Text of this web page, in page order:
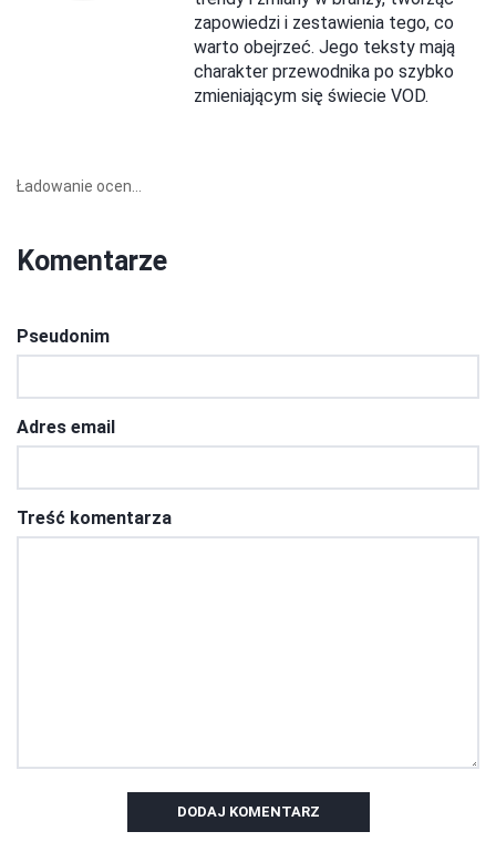
zapowiedzi i zestawienia tego, co
warto obejrzeć. Jego teksty mają
charakter przewodnika po szybko
zmieniającym się świecie VOD.
Ładowanie ocen...
Komentarze
Pseudonim
Adres email
Treść komentarza
DODAJ KOMENTARZ